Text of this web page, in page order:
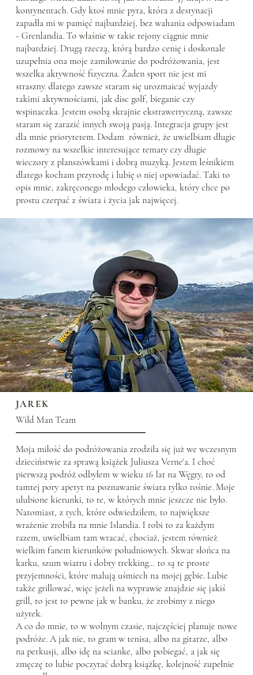
kontynentach. Gdy ktoś mnie pyta, która z destynacji
zapadła mi w pamięć najbardziej, bez wahania odpowiadam
- Grenlandia. To właśnie w takie rejony ciągnie mnie
najbardziej. Drugą rzeczą, którą bardzo cenię i doskonale
uzupełnia ona moje zamiłowanie do podróżowania, jest
wszelka aktywność fizyczna. Żaden sport nie jest mi
straszny. dlatego zawsze staram się urozmaicać wyjazdy
takimi aktywnościami, jak disc golf, bieganie czy
wspinaczka. Jestem osobą skrajnie ekstrawertyczną, zawsze
staram się zarazić innych swoją pasją. Integracja grupy jest
dla mnie priorytetem. Dodam również, że uwielbiam długie
rozmowy na wszelkie interesujące tematy czy długie
wieczory z planszówkami i dobrą muzyką. Jestem leśnikiem
dlatego kocham przyrodę i lubię o niej opowiadać. Taki to
opis mnie, zakręconego młodego człowieka, który chce po
prostu czerpać z świata i życia jak najwięcej.
JAREK
Wild Man Team
Moja miłość do podróżowania zrodziła się już we wczesnym
dzieciństwie za sprawą książek Juliusza Verne'a. I choć
pierwszą podróż odbyłem w wieku 16 lat na Węgry, to od
tamtej pory apetyt na poznawanie świata tylko rośnie. Moje
ulubione kierunki, to te, w których mnie jeszcze nie było.
Natomiast, z tych, które odwiedziłem, to największe
wrażenie zrobiła na mnie Islandia. I robi to za każdym
razem, uwielbiam tam wracać, chociaż, jestem również
wielkim fanem kierunków południowych. Skwar słońca na
karku, szum wiatru i dobry trekking… to są te proste
przyjemności, które malują uśmiech na mojej gębie. Lubie
także grillować, więc jeżeli na wyprawie znajdzie się jakiś
grill, to jest to pewne jak w banku, że zrobimy z niego
użytek.
A co do mnie, to w wolnym czasie, najczęściej planuje nowe
podróże. A jak nie, to gram w tenisa, albo na gitarze, albo
na perkusji, albo idę na scianke, albo pobiegać, a jak się
zmęczę to lubie poczytać dobrą książkę, kolejność zupełnie